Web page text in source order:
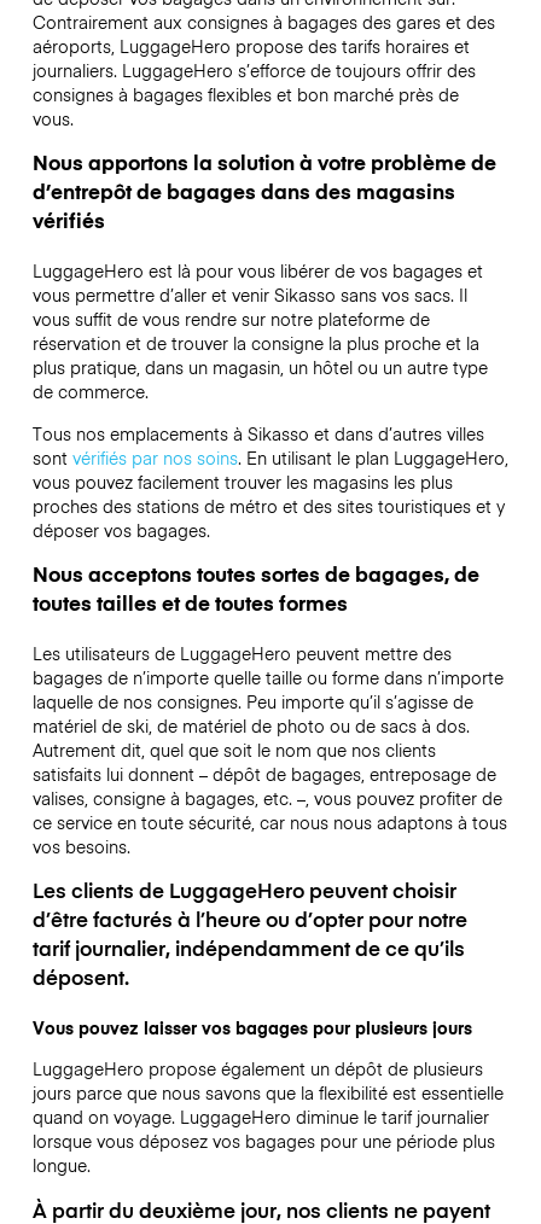
Contrairement aux consignes à bagages des gares et des
aéroports, LuggageHero propose des tarifs horaires et
journaliers. LuggageHero s’efforce de toujours offrir des
consignes à bagages flexibles et bon marché près de
vous.
Nous apportons la solution à votre problème de
d’entrepôt de bagages dans des magasins
vérifiés
LuggageHero est là pour vous libérer de vos bagages et
vous permettre d’aller et venir Sikasso sans vos sacs. Il
vous suffit de vous rendre sur notre plateforme de
réservation et de trouver la consigne la plus proche et la
plus pratique, dans un magasin, un hôtel ou un autre type
de commerce.
Tous nos emplacements à Sikasso et dans d’autres villes
sont vérifiés par nos soins. En utilisant le plan LuggageHero,
vous pouvez facilement trouver les magasins les plus
proches des stations de métro et des sites touristiques et y
déposer vos bagages.
Nous acceptons toutes sortes de bagages, de
toutes tailles et de toutes formes
Les utilisateurs de LuggageHero peuvent mettre des
bagages de n’importe quelle taille ou forme dans n’importe
laquelle de nos consignes. Peu importe qu’il s’agisse de
matériel de ski, de matériel de photo ou de sacs à dos.
Autrement dit, quel que soit le nom que nos clients
satisfaits lui donnent – dépôt de bagages, entreposage de
valises, consigne à bagages, etc. –, vous pouvez profiter de
ce service en toute sécurité, car nous nous adaptons à tous
vos besoins.
Les clients de LuggageHero peuvent choisir
d’être facturés à l’heure ou d’opter pour notre
tarif journalier, indépendamment de ce qu’ils
déposent.
Vous pouvez laisser vos bagages pour plusieurs jours
LuggageHero propose également un dépôt de plusieurs
jours parce que nous savons que la flexibilité est essentielle
quand on voyage. LuggageHero diminue le tarif journalier
lorsque vous déposez vos bagages pour une période plus
longue.
À partir du deuxième jour, nos clients ne payent